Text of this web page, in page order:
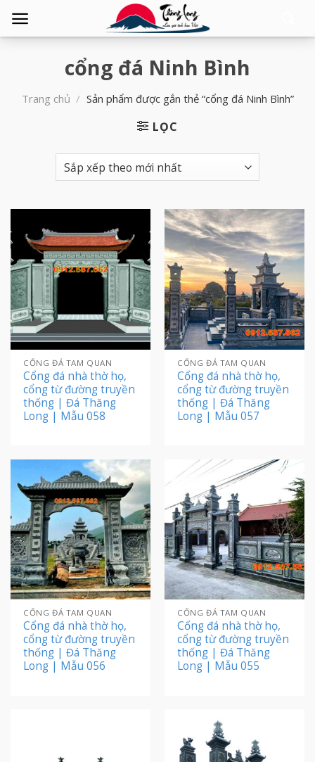
cổng đá Ninh Bình
Trang chủ / Sản phẩm được gắn thẻ “cổng đá Ninh Bình”
LỌC
CỔNG ĐÁ TAM QUAN
Cổng đá nhà thờ họ,
cổng từ đường truyền
thống | Đá Thăng
Long | Mẫu 058
CỔNG ĐÁ TAM QUAN
Cổng đá nhà thờ họ,
cổng từ đường truyền
thống | Đá Thăng
Long | Mẫu 057
CỔNG ĐÁ TAM QUAN
Cổng đá nhà thờ họ,
cổng từ đường truyền
thống | Đá Thăng
Long | Mẫu 056
CỔNG ĐÁ TAM QUAN
Cổng đá nhà thờ họ,
cổng từ đường truyền
thống | Đá Thăng
Long | Mẫu 055